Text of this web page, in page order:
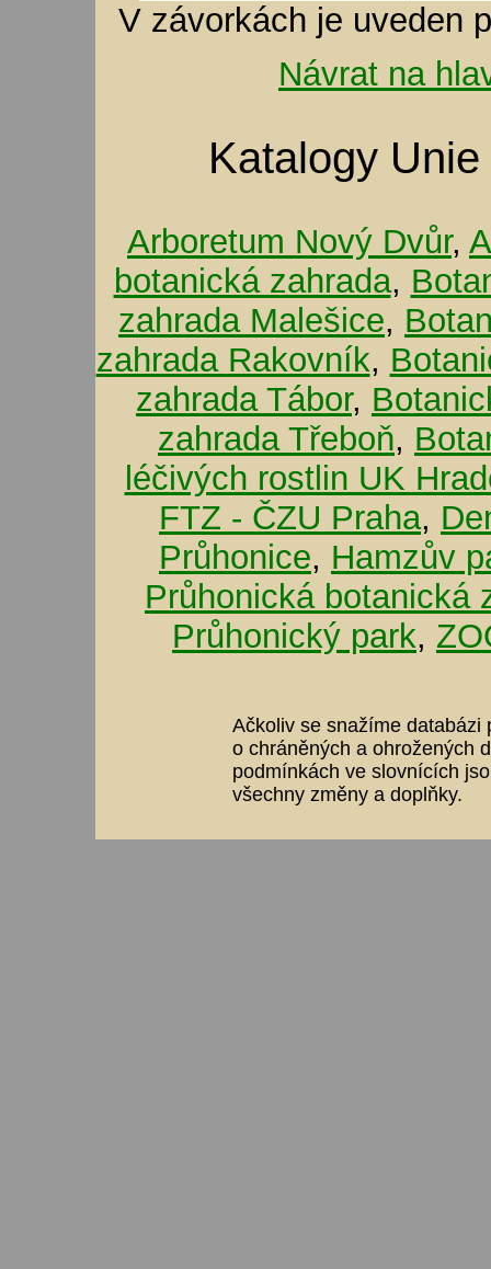
V závorkách je uveden
Návrat na
Katalogy
Arboretum Nový Dvůr,
botanická zahrada,
zahrada Malešice,
zahrada Rakovník,
zahrada Tábor,
zahrada Třeboň,
léčivých rostlin UK
FTZ - ČZU Praha,
Průhonice, Hamzův
Průhonická botanická
Průhonický park,
Ačkoliv se snažíme databázi
o chráněných a ohrožených
podmínkách ve slovnících
všechny změny a doplňky.